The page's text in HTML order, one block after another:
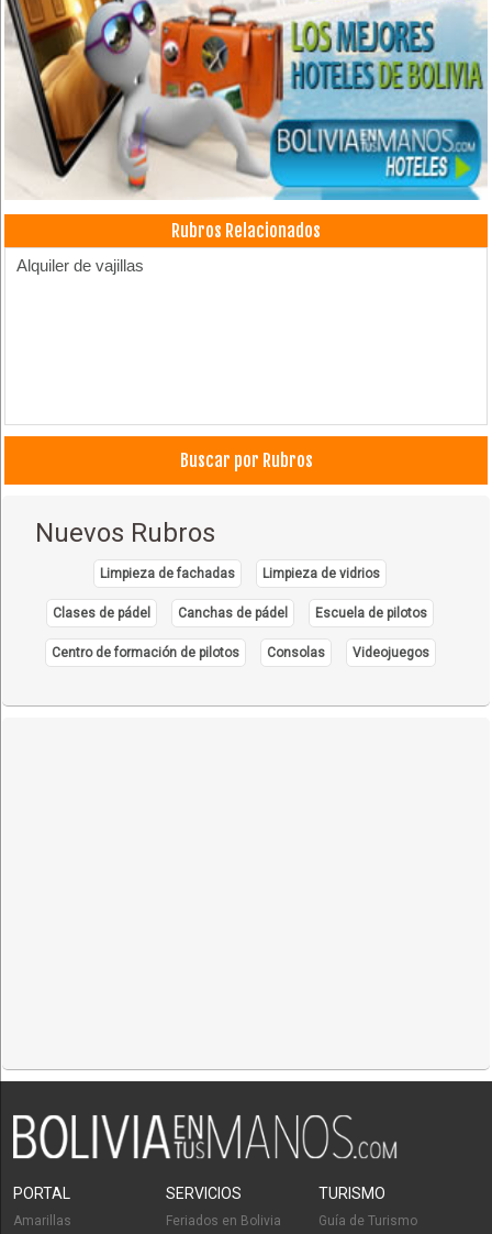
Rubros Relacionados
Alquiler de vajillas
Buscar por Rubros
Nuevos Rubros
Limpieza de fachadas Limpieza de vidrios
Clases de pádel Canchas de pádel Escuela de pilotos
Centro de formación de pilotos Consolas Videojuegos
PORTAL
Amarillas
SERVICIOS
Feriados en Bolivia
TURISMO
Guía de Turismo